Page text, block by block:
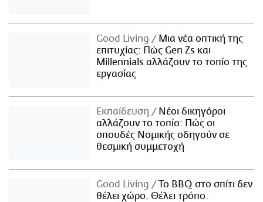
Good Living
Μια νέα οπτική της
επιτυχίας: Πώς Gen Zs και
Millennials αλλάζουν το τοπίο της
εργασίας
Εκπαίδευση
Νέοι δικηγόροι
αλλάζουν το τοπίο: Πώς οι
σπουδές Νομικής οδηγούν σε
θεσμική συμμετοχή
Good Living
Το BBQ στο σπίτι δεν
θέλει χώρο. Θέλει τρόπο.